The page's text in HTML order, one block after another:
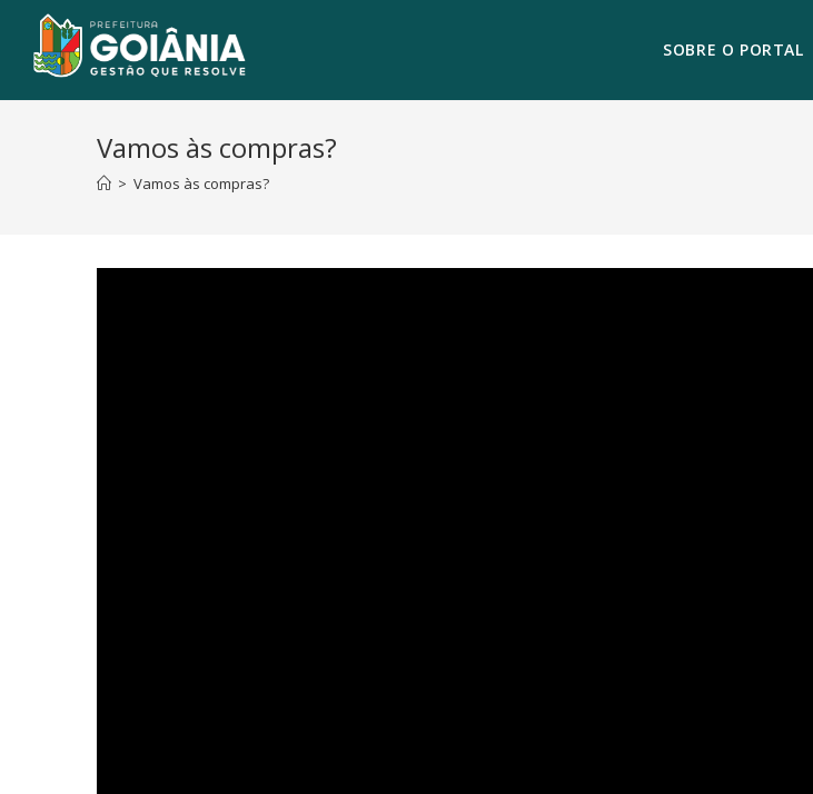
SOBRE O PORTAL
Vamos às compras?
> Vamos às compras?